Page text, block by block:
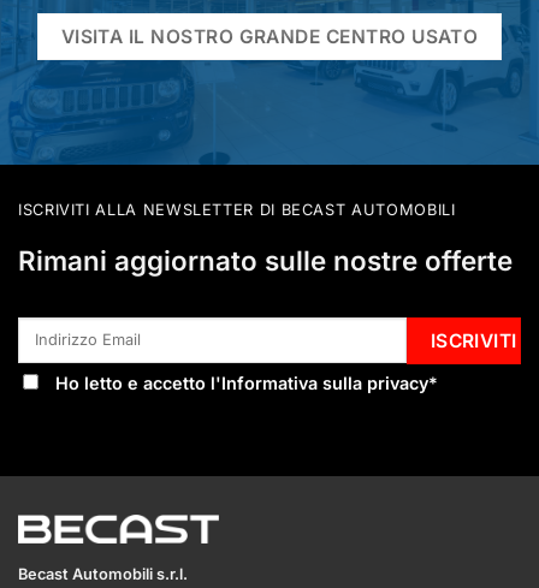
VISITA IL NOSTRO GRANDE CENTRO USATO
ISCRIVITI ALLA NEWSLETTER DI BECAST AUTOMOBILI
Rimani aggiornato sulle nostre offerte
Ho letto e accetto l'Informativa sulla privacy*
Becast Automobili s.r.l.